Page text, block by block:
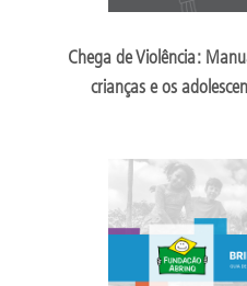
Chega de Violência:
crianças e os